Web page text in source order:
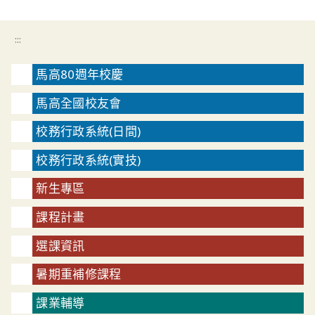
:::
馬高80週年校慶
馬高全國校友會
校務行政系統(日間)
校務行政系統(實技)
新生專區
課程計畫
選課資訊
暑期重補修課程
課業輔導